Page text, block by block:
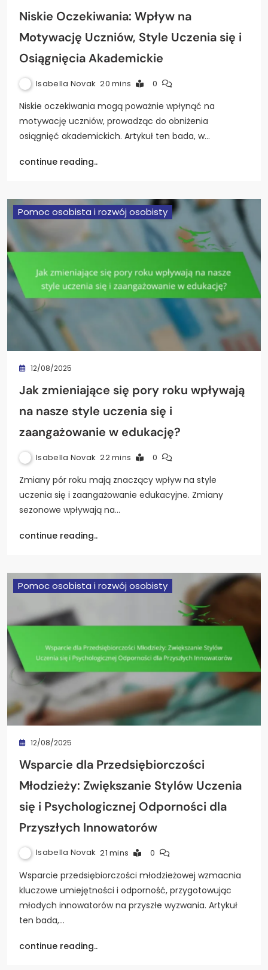
Niskie Oczekiwania: Wpływ na
Motywację Uczniów, Style Uczenia się i
Osiągnięcia Akademickie
Isabella Novak 20 mins 0
Niskie oczekiwania mogą poważnie wpłynąć na
motywację uczniów, prowadząc do obniżenia
osiągnięć akademickich. Artykuł ten bada, w…
continue reading..
Pomoc osobista i rozwój osobisty
12/08/2025
Jak zmieniające się pory roku wpływają
na nasze style uczenia się i
zaangażowanie w edukację?
Isabella Novak 22 mins 0
Zmiany pór roku mają znaczący wpływ na style
uczenia się i zaangażowanie edukacyjne. Zmiany
sezonowe wpływają na…
continue reading..
Pomoc osobista i rozwój osobisty
12/08/2025
Wsparcie dla Przedsiębiorczości
Młodzieży: Zwiększanie Stylów Uczenia
się i Psychologicznej Odporności dla
Przyszłych Innowatorów
Isabella Novak 21 mins 0
Wsparcie przedsiębiorczości młodzieżowej wzmacnia
kluczowe umiejętności i odporność, przygotowując
młodych innowatorów na przyszłe wyzwania. Artykuł
ten bada,…
continue reading..